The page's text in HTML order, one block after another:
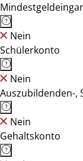
Nein
Schülerkonto
Nein
Auszubildenden-,
Nein
Gehaltskonto